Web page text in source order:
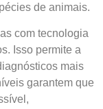
de animais.
com tecnologia
Isso permite a
mais
garantem que